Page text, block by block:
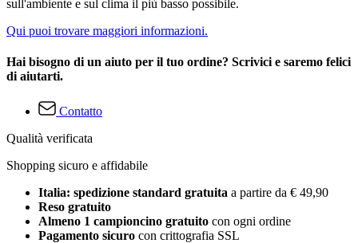
sull'ambiente e sul clima il più basso possibile.
Qui puoi trovare maggiori informazioni.
Hai bisogno di un aiuto per il tuo ordine? Scrivici e saremo felici
di aiutarti.
Contatto
Qualità verificata
Shopping sicuro e affidabile
Italia: spedizione standard gratuita a partire da € 49,90
Reso gratuito
Almeno 1 campioncino gratuito con ogni ordine
Pagamento sicuro con crittografia SSL